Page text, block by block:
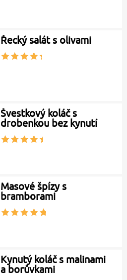
Řecký salát s olivami
Švestkový koláč s
drobenkou bez kynutí
Masové špízy s
bramborami
Kynutý koláč s malinami
a borůvkami